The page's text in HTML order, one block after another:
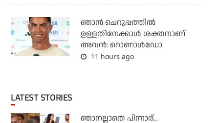
ഞാന്‍ ചെറുപ്പത്തില്‍
ഉള്ളതിനേക്കാള്‍ ശക്തനാണ്
അവന്‍: റൊണാള്‍ഡോ
11 hours ago
LATEST STORIES
ഞാനല്ലാതെ പിന്നാര്...